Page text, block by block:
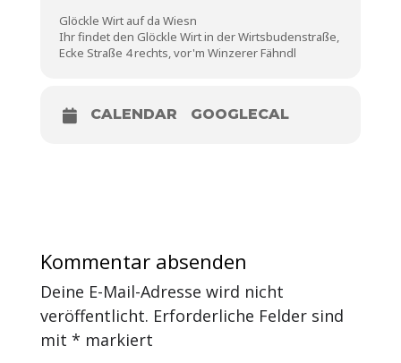
Glöckle Wirt auf da Wiesn
Ihr findet den Glöckle Wirt in der Wirtsbudenstraße,
Ecke Straße 4 rechts, vor'm Winzerer Fähndl
CALENDAR GOOGLECAL
Kommentar absenden
Deine E-Mail-Adresse wird nicht
veröffentlicht. Erforderliche Felder sind
mit * markiert